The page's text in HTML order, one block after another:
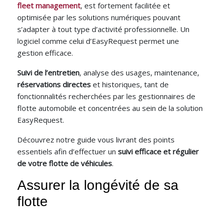
fleet management, est fortement facilitée et
optimisée par les solutions numériques pouvant
s’adapter à tout type d’activité professionnelle. Un
logiciel comme celui d’EasyRequest permet une
gestion efficace.
Suivi de l’entretien, analyse des usages, maintenance,
réservations directes et historiques, tant de
fonctionnalités recherchées par les gestionnaires de
flotte automobile et concentrées au sein de la solution
EasyRequest.
Découvrez notre guide vous livrant des points
essentiels afin d’effectuer un suivi efficace et régulier
de votre flotte de véhicules.
Assurer la longévité de sa
flotte